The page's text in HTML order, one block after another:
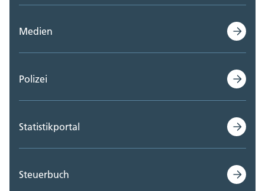
Medien
Polizei
Statistikportal
Steuerbuch